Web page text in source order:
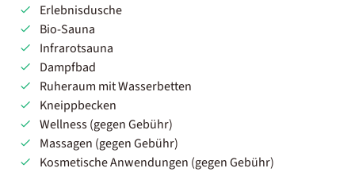
Erlebnisdusche
Bio-Sauna
Infrarotsauna
Dampfbad
Ruheraum mit Wasserbetten
Kneippbecken
Wellness (gegen Gebühr)
Massagen (gegen Gebühr)
Kosmetische Anwendungen (gegen Gebühr)